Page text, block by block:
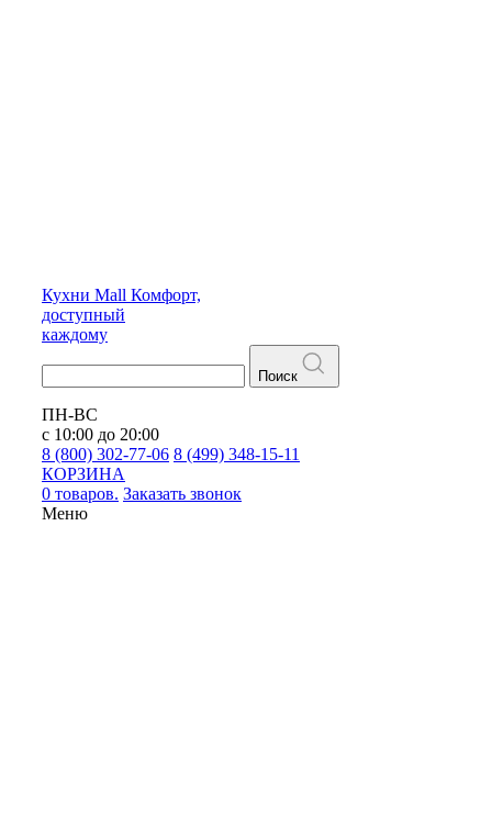
Кухни Mall Комфорт,
доступный
каждому
Поиск
ПН-ВС
с 10:00 до 20:00
8 (800) 302-77-06 8 (499) 348-15-11
КОРЗИНА
0 товаров. Заказать звонок
Меню